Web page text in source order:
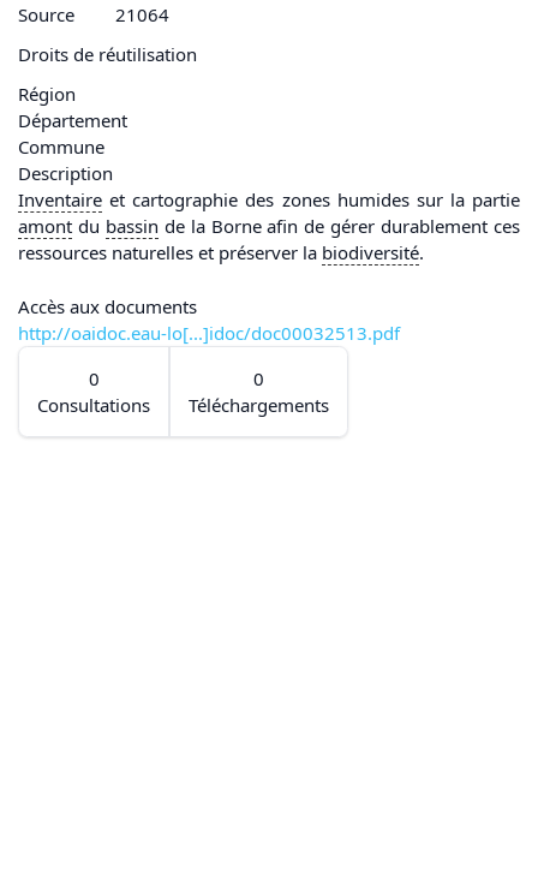
Source
21064
Droits de réutilisation
Région
Département
Commune
Description
Inventaire et cartographie des zones humides sur la partie
amont du bassin de la Borne afin de gérer durablement ces
ressources naturelles et préserver la biodiversité.
Accès aux documents
http://oaidoc.eau-lo[...]idoc/doc00032513.pdf
0
Consultations
0
Téléchargements